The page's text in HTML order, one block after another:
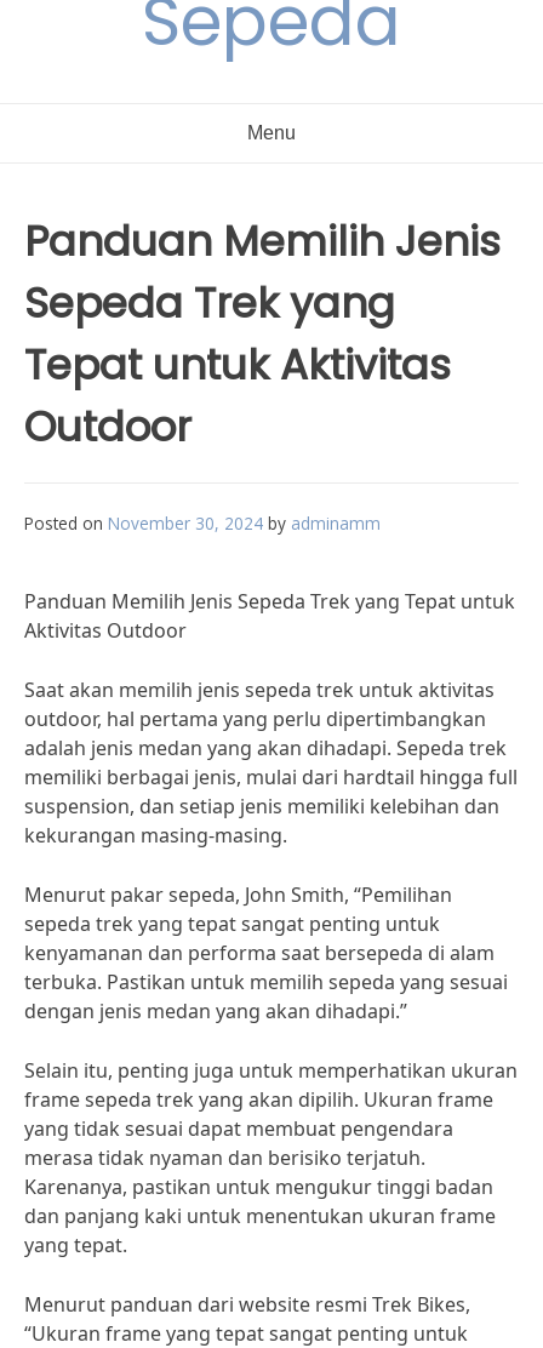
Sepeda
Menu
Panduan Memilih Jenis
Sepeda Trek yang
Tepat untuk Aktivitas
Outdoor
Posted on November 30, 2024 by adminamm
Panduan Memilih Jenis Sepeda Trek yang Tepat untuk
Aktivitas Outdoor
Saat akan memilih jenis sepeda trek untuk aktivitas
outdoor, hal pertama yang perlu dipertimbangkan
adalah jenis medan yang akan dihadapi. Sepeda trek
memiliki berbagai jenis, mulai dari hardtail hingga full
suspension, dan setiap jenis memiliki kelebihan dan
kekurangan masing-masing.
Menurut pakar sepeda, John Smith, “Pemilihan
sepeda trek yang tepat sangat penting untuk
kenyamanan dan performa saat bersepeda di alam
terbuka. Pastikan untuk memilih sepeda yang sesuai
dengan jenis medan yang akan dihadapi.”
Selain itu, penting juga untuk memperhatikan ukuran
frame sepeda trek yang akan dipilih. Ukuran frame
yang tidak sesuai dapat membuat pengendara
merasa tidak nyaman dan berisiko terjatuh.
Karenanya, pastikan untuk mengukur tinggi badan
dan panjang kaki untuk menentukan ukuran frame
yang tepat.
Menurut panduan dari website resmi Trek Bikes,
“Ukuran frame yang tepat sangat penting untuk